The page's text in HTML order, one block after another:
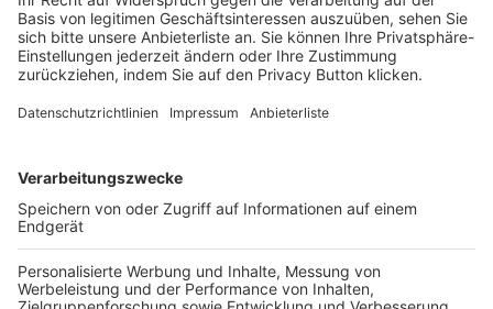
Login SpielPlus
FOLGE DEM BFV
TOP-VEREINE